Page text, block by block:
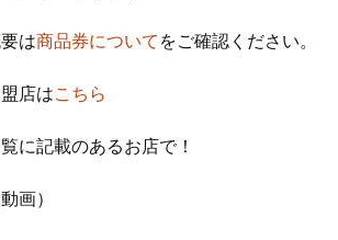
は商品券について をご確認ください。
店はこちら
に記載のあるお店で！
動画）